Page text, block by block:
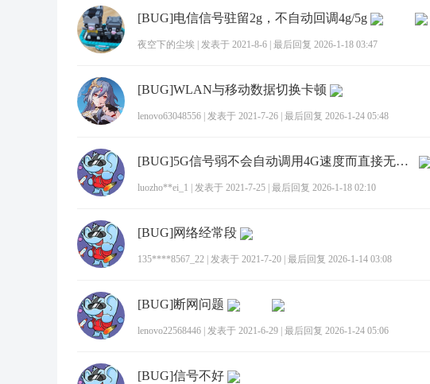
[BUG]电信信号驻留2g，不自动回调4g/5g
夜空下的尘埃 发表于 2021-8-6 最后回复 2026-1-18 03:47
[BUG]WLAN与移动数据切换卡顿
lenovo63048556 发表于 2021-7-26 最后回复 2026-1-24 05:48
[BUG]5G信号弱不会自动调用4G速度而直接无网络
luozho**ei_1 发表于 2021-7-25 最后回复 2026-1-18 02:10
[BUG]网络经常段
135****8567_22 发表于 2021-7-20 最后回复 2026-1-14 03:08
[BUG]断网问题
lenovo22568446 发表于 2021-6-29 最后回复 2026-1-24 05:06
[BUG]信号不好